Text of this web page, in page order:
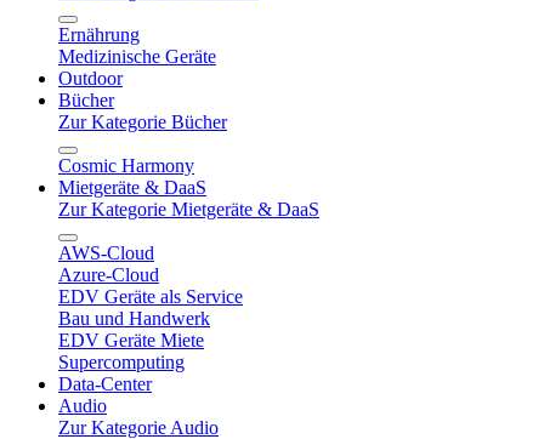
Ernährung
Medizinische Geräte
Outdoor
Bücher
Zur Kategorie Bücher
Cosmic Harmony
Mietgeräte & DaaS
Zur Kategorie Mietgeräte & DaaS
AWS-Cloud
Azure-Cloud
EDV Geräte als Service
Bau und Handwerk
EDV Geräte Miete
Supercomputing
Data-Center
Audio
Zur Kategorie Audio